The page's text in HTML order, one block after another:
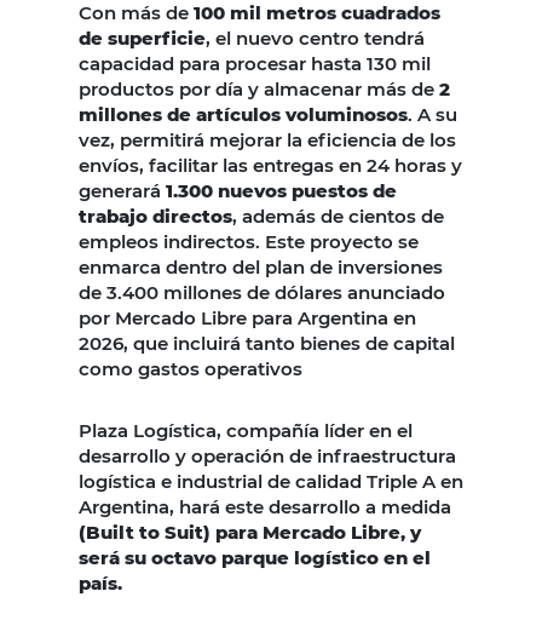
Con más de 100 mil metros cuadrados
de superficie, el nuevo centro tendrá
capacidad para procesar hasta 130 mil
productos por día y almacenar más de 2
millones de artículos voluminosos. A su
vez, permitirá mejorar la eficiencia de los
envíos, facilitar las entregas en 24 horas y
generará 1.300 nuevos puestos de
trabajo directos, además de cientos de
empleos indirectos. Este proyecto se
enmarca dentro del plan de inversiones
de 3.400 millones de dólares anunciado
por Mercado Libre para Argentina en
2026, que incluirá tanto bienes de capital
como gastos operativos
Plaza Logística, compañía líder en el
desarrollo y operación de infraestructura
logística e industrial de calidad Triple A en
Argentina, hará este desarrollo a medida
(Built to Suit) para Mercado Libre, y
será su octavo parque logístico en el
país.